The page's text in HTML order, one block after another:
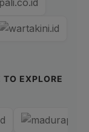
EXPLORE